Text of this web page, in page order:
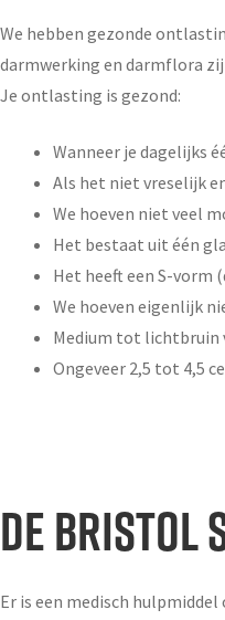
We hebben gezonde
darmwerking en darmflora
Je ontlasting is gezond:
Wanneer je dagelijks
Als het niet vreselijk
We hoeven niet veel
Het bestaat uit één
Het heeft een S-vorm
We hoeven eigenlijk
Medium tot lichtbruin
Ongeveer 2,5 tot 4,5
DE BRISTOL
Er is een medisch